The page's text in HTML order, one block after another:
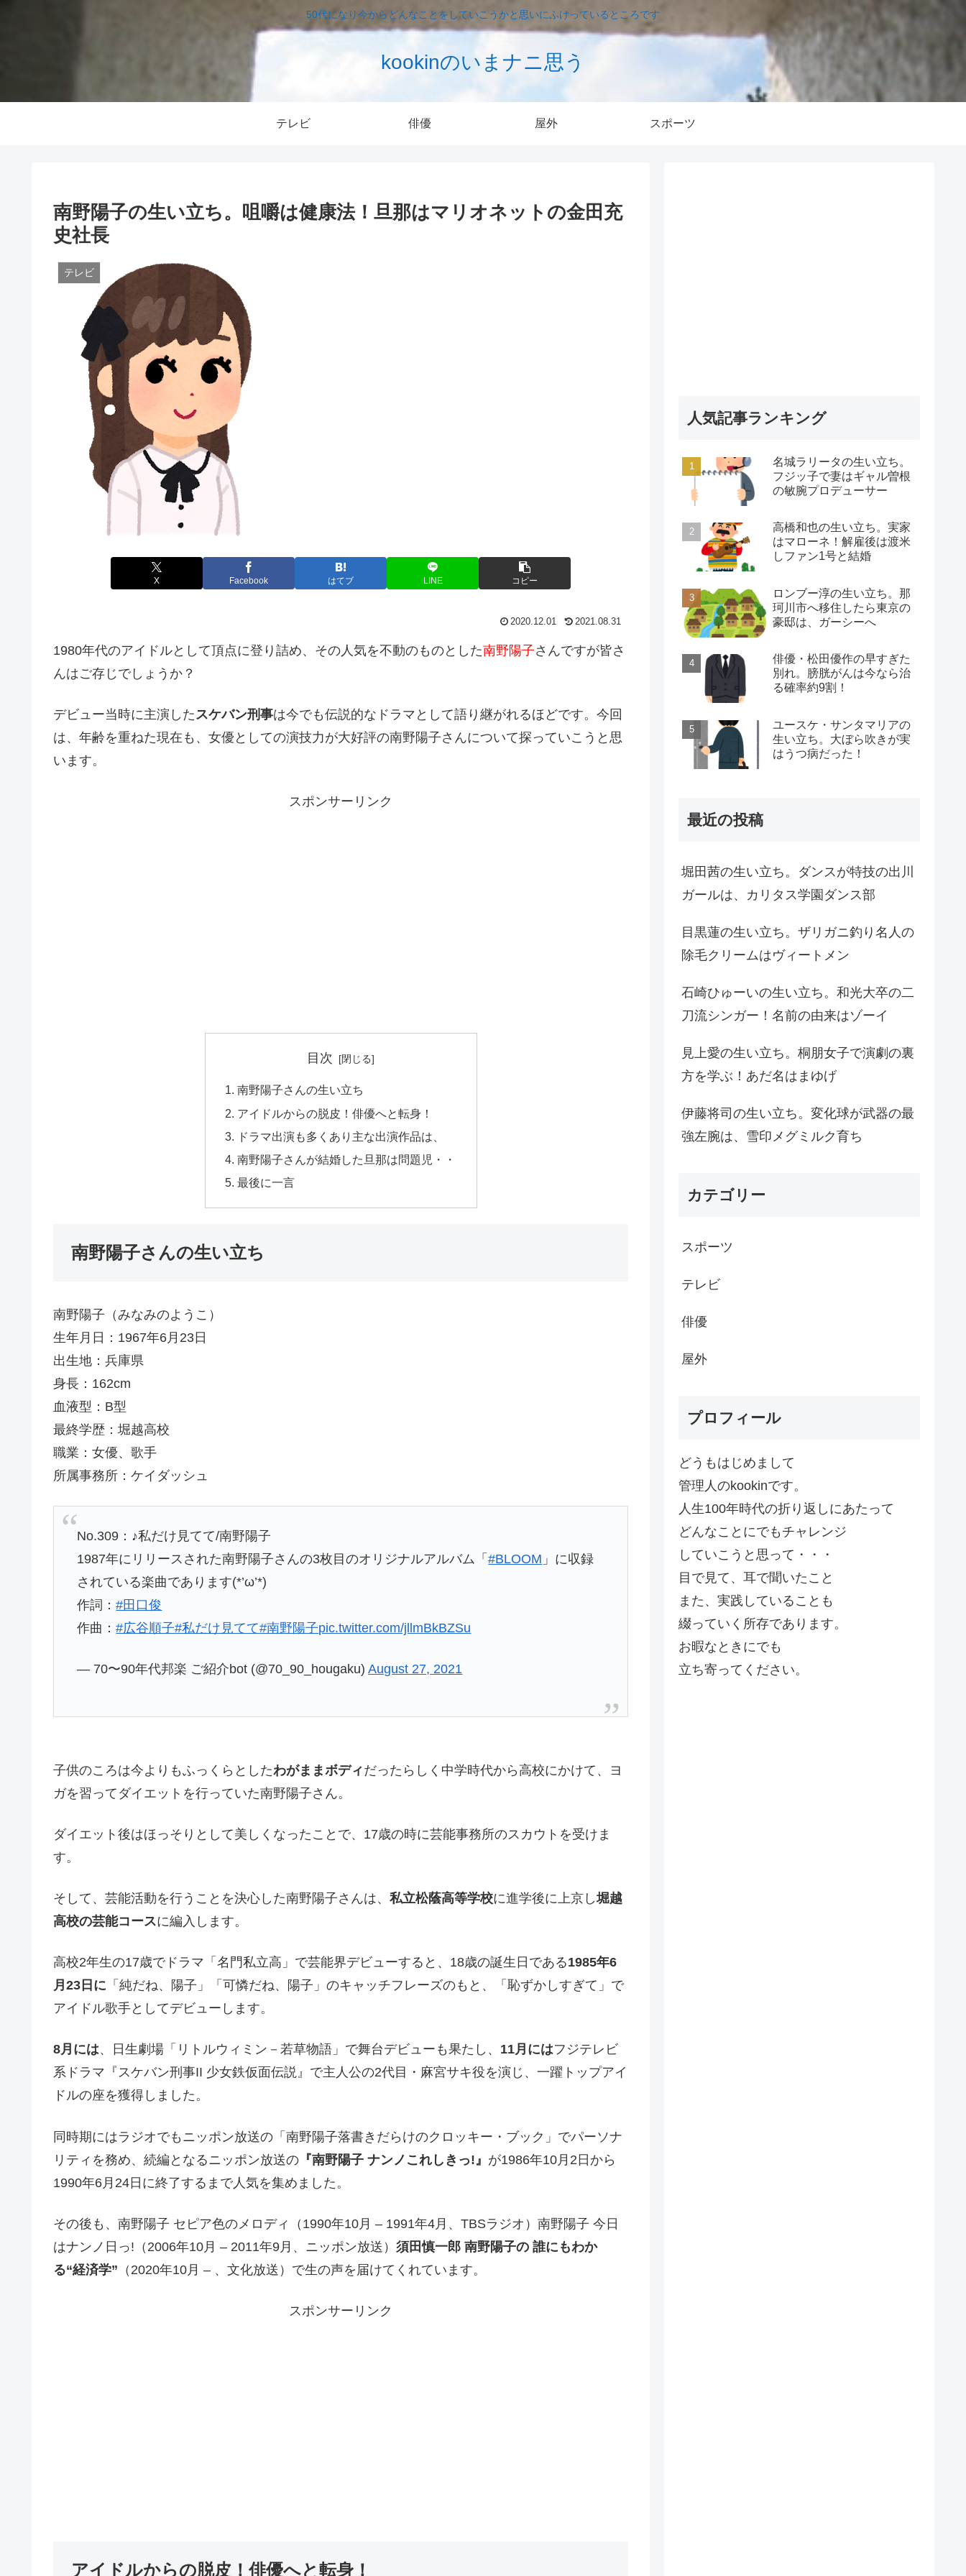
50代になり今からどんなことをしていこうかと思いにふけっているところです
kookinのいまナニ思う
テレビ 俳優 屋外 スポーツ
南野陽子の生い立ち。咀嚼は健康法！旦那はマリオネットの金田充
史社長
テレビ
X Facebook はてブ LINE コピー
2020.12.01 2021.08.31
1980年代のアイドルとして頂点に登り詰め、その人気を不動のものとした南野陽子さんですが皆さ
んはご存じでしょうか？
デビュー当時に主演したスケバン刑事は今でも伝説的なドラマとして語り継がれるほどです。今回
は、年齢を重ねた現在も、女優としての演技力が大好評の南野陽子さんについて探っていこうと思
います。
スポンサーリンク
目次
南野陽子さんの生い立ち
アイドルからの脱皮！俳優へと転身！
ドラマ出演も多くあり主な出演作品は、
南野陽子さんが結婚した旦那は問題児・・
最後に一言
南野陽子さんの生い立ち
南野陽子（みなみのようこ）
生年月日：1967年6月23日
出生地：兵庫県
身長：162cm
血液型：B型
最終学歴：堀越高校
職業：女優、歌手
所属事務所：ケイダッシュ
No.309：♪私だけ見てて/南野陽子
1987年にリリースされた南野陽子さんの3枚目のオリジナルアルバム「#BLOOM 」に収録
されている楽曲であります(*’ω’*)
作詞：#田口俊
作曲：#広谷順子#私だけ見てて#南野陽子pic.twitter.com/jllmBkBZSu
— 70〜90年代邦楽 ご紹介bot (@70_90_hougaku)August 27, 2021
子供のころは今よりもふっくらとしたわがままボディだったらしく中学時代から高校にかけて、ヨ
ガを習ってダイエットを行っていた南野陽子さん。
ダイエット後はほっそりとして美しくなったことで、17歳の時に芸能事務所のスカウトを受けま
す。
そして、芸能活動を行うことを決心した南野陽子さんは、 私立松蔭高等学校に進学後に上京し堀越
高校の芸能コースに編入します。
高校2年生の17歳でドラマ「名門私立高」で芸能界デビューすると、18歳の誕生日である1985年6
月23日に 「純だね、陽子」「可憐だね、陽子」のキャッチフレーズのもと、「恥ずかしすぎて」で
アイドル歌手としてデビューします。
8月には、日生劇場「リトルウィミン－若草物語」で舞台デビューも果たし、 11月にはフジテレビ
系ドラマ『スケバン刑事II 少女鉄仮面伝説』で主人公の2代目・麻宮サキ役を演じ、一躍トップアイ
ドルの座を獲得しました。
同時期にはラジオでもニッポン放送の「南野陽子落書きだらけのクロッキー・ブック」でパーソナ
リティを務め、続編となるニッポン放送の 『南野陽子 ナンノこれしきっ!』 が1986年10月2日から
1990年6月24日に終了するまで人気を集めました。
その後も、南野陽子 セピア色のメロディ（1990年10月 – 1991年4月、TBSラジオ）南野陽子 今日
はナンノ日っ!（2006年10月 – 2011年9月、ニッポン放送） 須田慎一郎 南野陽子の 誰にもわか
る“経済学” （2020年10月 – 、文化放送）で生の声を届けてくれています。
スポンサーリンク
アイドルからの脱皮！俳優へと転身！
人気記事ランキング
名城ラリータの生い立ち。
フジッ子で妻はギャル曽根
の敏腕プロデューサー
高橋和也の生い立ち。実家
はマローネ！解雇後は渡米
しファン1号と結婚
ロンブー淳の生い立ち。那
珂川市へ移住したら東京の
豪邸は、ガーシーへ
俳優・松田優作の早すぎた
別れ。膀胱がんは今なら治
る確率約9割！
ユースケ・サンタマリアの
生い立ち。大ぼら吹きが実
はうつ病だった！
最近の投稿
堀田茜の生い立ち。ダンスが特技の出川
ガールは、カリタス学園ダンス部
目黒蓮の生い立ち。ザリガニ釣り名人の
除毛クリームはヴィートメン
石崎ひゅーいの生い立ち。和光大卒の二
刀流シンガー！名前の由来はゾーイ
見上愛の生い立ち。桐朋女子で演劇の裏
方を学ぶ！あだ名はまゆげ
伊藤将司の生い立ち。変化球が武器の最
強左腕は、雪印メグミルク育ち
カテゴリー
スポーツ
テレビ
俳優
屋外
プロフィール
どうもはじめまして
管理人のkookinです。
人生100年時代の折り返しにあたって
どんなことにでもチャレンジ
していこうと思って・・・
目で見て、耳で聞いたこと
また、実践していることも
綴っていく所存であります。
お暇なときにでも
立ち寄ってください。